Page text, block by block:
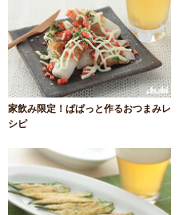
家飲み限定！ぱぱっと作るおつまみレ
シピ